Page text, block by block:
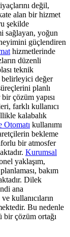
değil,
alan bir hizmet
şekilde
sağlayan, yoğun
güçlendiren
hizmetlerinde
düzenli
teknik
belirleyici değer
planlı
çözüm yapısı
farklı kullanıcı
kalabalık
Otomatı kullanımı
bekleme
bir atmosfer
Kurumsal
yaklaşım,
bakım
Dilek
ana
kullanıcıların
Bu nedenle
çözüm ortağı